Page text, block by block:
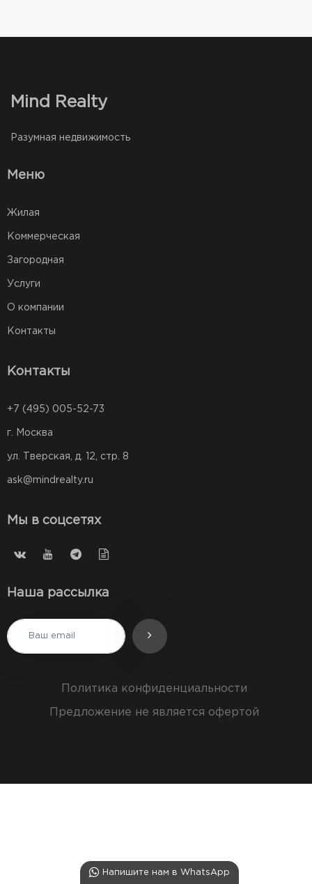
Mind Realty
Разумная недвижимость
Меню
Жилая
Коммерческая
Загородная
Услуги
О компании
Контакты
Контакты
+7 (495) 005-52-73
г. Москва
ул. Тверская, д. 12, стр. 8
ask@mindrealty.ru
Мы в соцсетях
Наша рассылка
Политика конфиденциальности
Предложение не является офертой
Напишите нам в WhatsApp